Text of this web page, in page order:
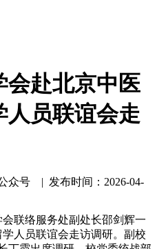
会赴北京中医
人员联谊会走
众号 | 发布时间：2026-04-
联络服务处副处长邵剑辉一
人员联谊会走访调研。副校